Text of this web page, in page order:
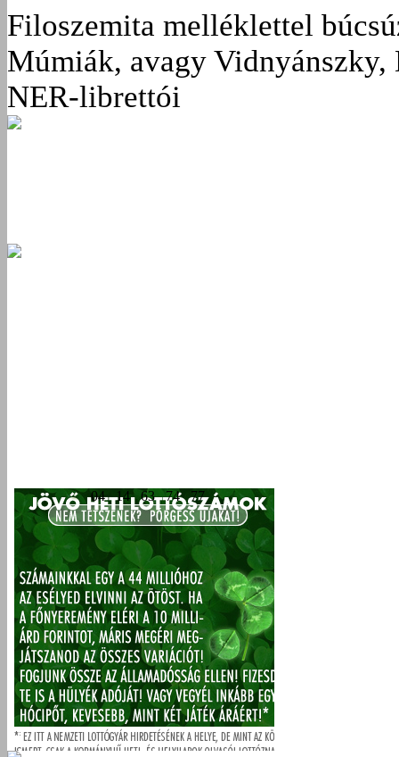
Filoszemita melléklettel
Múmiák, avagy Vidnyánszky,
NER-librettói